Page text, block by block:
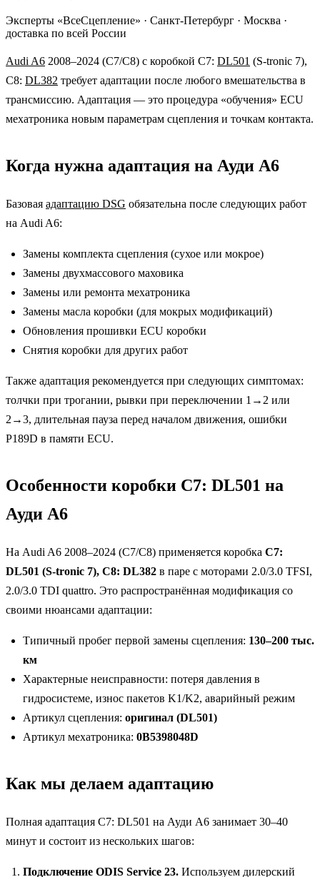
Эксперты «ВсеСцепление» · Санкт-Петербург · Москва ·
доставка по всей России
Audi A6 2008–2024 (C7/C8) с коробкой C7: DL501 (S-tronic 7),
C8: DL382 требует адаптации после любого вмешательства в
трансмиссию. Адаптация — это процедура «обучения» ECU
мехатроника новым параметрам сцепления и точкам контакта.
Когда нужна адаптация на Ауди А6
Базовая адаптацию DSG обязательна после следующих работ
на Audi A6:
Замены комплекта сцепления (сухое или мокрое)
Замены двухмассового маховика
Замены или ремонта мехатроника
Замены масла коробки (для мокрых модификаций)
Обновления прошивки ECU коробки
Снятия коробки для других работ
Также адаптация рекомендуется при следующих симптомах:
толчки при трогании, рывки при переключении 1→2 или
2→3, длительная пауза перед началом движения, ошибки
P189D в памяти ECU.
Особенности коробки C7: DL501 на
Ауди А6
На Audi A6 2008–2024 (C7/C8) применяется коробка C7:
DL501 (S-tronic 7), C8: DL382 в паре с моторами 2.0/3.0 TFSI,
2.0/3.0 TDI quattro. Это распространённая модификация со
своими нюансами адаптации:
Типичный пробег первой замены сцепления: 130–200 тыс.
км
Характерные неисправности: потеря давления в
гидросистеме, износ пакетов K1/K2, аварийный режим
Артикул сцепления: оригинал (DL501)
Артикул мехатроника: 0B5398048D
Как мы делаем адаптацию
Полная адаптация C7: DL501 на Ауди А6 занимает 30–40
минут и состоит из нескольких шагов:
Подключение ODIS Service 23. Используем дилерский